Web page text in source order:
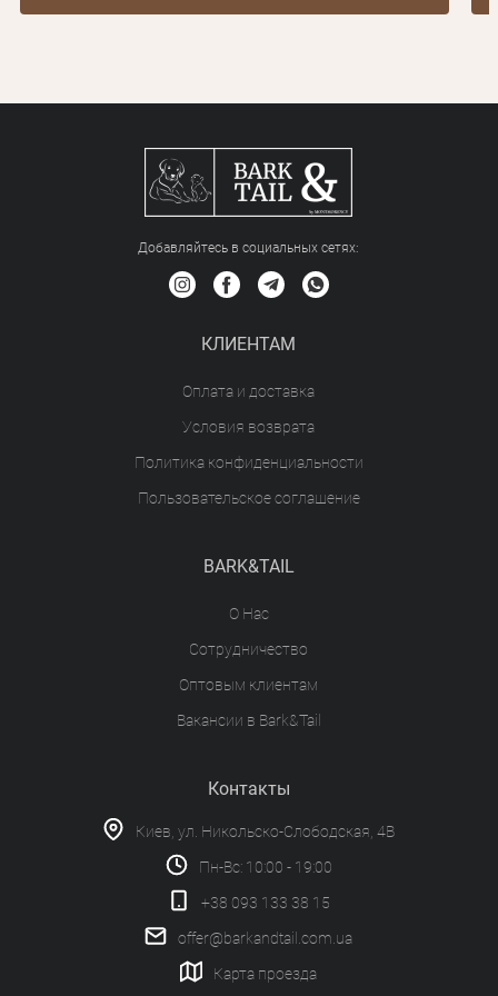
Добавляйтесь в социальных сетяx:
КЛИЕНТАМ
Оплата и доставка
Условия возврата
Политика конфиденциальности
Пользовательское соглашение
BARK&TAIL
О Нас
Сотрудничество
Оптовым клиентам
Вакансии в Bark&Tail
Контакты
Киев, ул. Никольско-Слободская, 4В
Пн-Вс: 10:00 - 19:00
+38 093 133 38 15
offer@barkandtail.com.ua
Карта проезда